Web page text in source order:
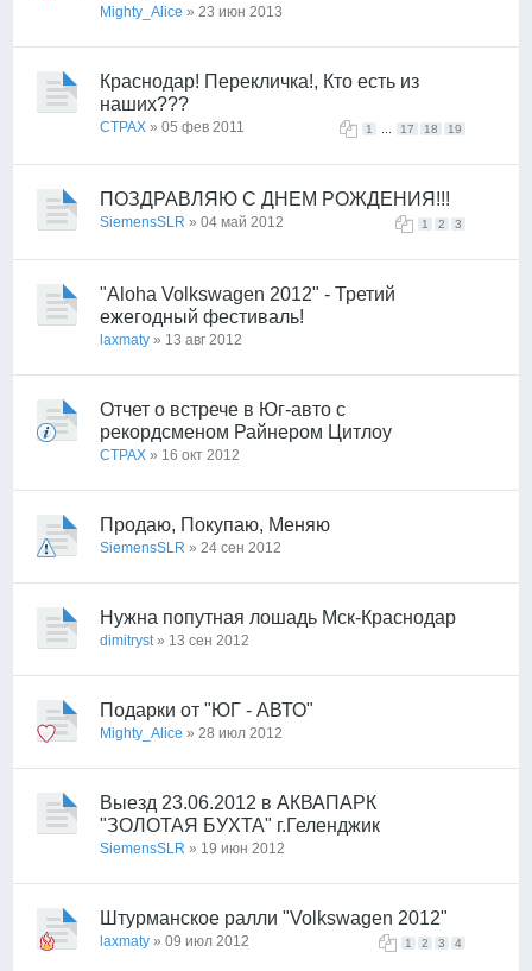
Mighty_Alice » 23 июн 2013
Краснодар! Перекличка!, Кто есть из
наших???
1 17 18 19
CTPAX » 05 фев 2011
ПОЗДРАВЛЯЮ С ДНЕМ РОЖДЕНИЯ!!!
1 2 3
SiemensSLR » 04 май 2012
"Aloha Volkswagen 2012" - Третий
ежегодный фестиваль!
laxmaty » 13 авг 2012
Отчет о встрече в Юг-авто с
рекордсменом Райнером Цитлоу
CTPAX » 16 окт 2012
Продаю, Покупаю, Меняю
SiemensSLR » 24 сен 2012
Нужна попутная лошадь Мск-Краснодар
dimitryst» 13 сен 2012
Подарки от "ЮГ - АВТО"
Mighty_Alice » 28 июл 2012
Выезд 23.06.2012 в АКВАПАРК
"ЗОЛОТАЯ БУХТА" г.Геленджик
SiemensSLR » 19 июн 2012
Штурманское ралли "Volkswagen 2012"
1 2 3 4
laxmaty » 09 июл 2012